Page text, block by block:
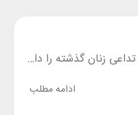
شاید برای خیلی از ما سنجاق سینه تداعی زنان گذشته را داشته باشد. شاید ما را یاد جعبه‌ای قدیمی در خانه‌مان بیاندازد که برای مادربزرگ‌هایمان بوده و توی آن‌ها هم پر بود از سنجاق سینه‌های پر از نقش و نگار و یا ساده. ما بیشتر هم به آن‌ها نگاه می‌کردیم تا به فکر بیافتیم و...
ادامه مطلب